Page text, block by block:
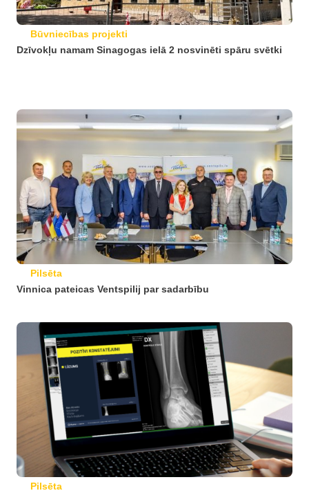
Būvniecības projekti
Dzīvokļu namam Sinagogas ielā 2 nosvinēti spāru svētki
Pilsēta
Vinnica pateicas Ventspilij par sadarbību
Pilsēta